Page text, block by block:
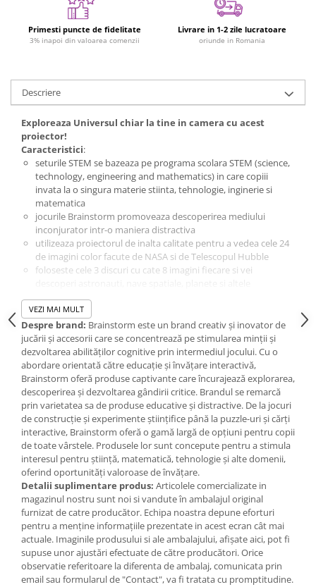
Jucarii fructe si legume
Puzzle-uri
Puzzle incastru
Puzzle de podea
Jucarii bebelusi
Jucarii de baie
Zornaitoare
Jucarii dentitie
Jucarii senzoriale
Jucarii motrice pentru bebelusi
Saltele de activitati pentru bebe
Jucarii de sortat
Puzzle bebelusi
Jocuri educative
Jocuri STEM
Jocuri Magnetice
Jocuri de societate
Jocuri de logica
Jocuri de memorie
Jocuri cu litere
Jocuri cu numere
Jocuri de indemanare
Jocuri de carti
Jocuri interactive
Jocuri de podea
Carti pe alese
Primesti puncte de fidelitate
3% inapoi din valoarea comenzii
Livrare in 1-2 zile lucratoare
oriunde in Romania
Descriere
Exploreaza Universul chiar la tine in camera cu acest
proiector!
Caracteristici:
seturile STEM se bazeaza pe programa scolara STEM (science,
technology, engineering and mathematics) in care copiii
invata la o singura materie stiinta, tehnologie, inginerie si
matematica
jocurile Brainstorm promoveaza descoperirea mediului
inconjurator intr-o maniera distractiva
utilizeaza proiectorul de inalta calitate pentru a vedea cele 24
de imagini color facute de NASA si de Telescopul Hubble
foloseste cele 3 discuri cu cate 8 imagini fiecare si vei
usor de utilizat: alegeti modul proiector, introduceti un disc cu
imagini si rotiti de el pentru a schimba imaginea
proiecteaza imagini de pana la un metru latime, iar claritatea
acestora este pastrata
pentru a schimba discurile, pur si simplu apasati butonul de
pe partea laterala a proiectorului pentru a elibera discul
noaptea puteti utiliza proiectorul ca pe o lampa de veghe cu
lumina difuza
in brosura in limba engleza inclusa in pachet veti descoperi o
multime de informatii interesante despre fiecare imagine in
parte
pentru functionare proiectorul are nevoie de 3 baterii tip AA
(neincluse)
Setul include:
proiector
3 discuri cu imagini
brosura in limba engleza
Dimensiune ambalaj:15 x 19 x 13 cm
Varsta recomandata:6 ani+
Atentie!Contraindicat copiilor mai mici de 3 ani.
Jucaria/produsul poate contine piese mici care se pot inghiti sau
inhala existand pericolul de sufocare sau nu este potrivita copiilor
VEZI MAI MULT
Despre brand: Brainstorm este un brand creativ și inovator de
jucării și accesorii care se concentrează pe stimularea minții și
dezvoltarea abilităților cognitive prin intermediul jocului. Cu o
abordare orientată către educație și învățare interactivă,
Brainstorm oferă produse captivante care încurajează explorarea,
descoperirea și dezvoltarea gândirii critice. Brandul se remarcă
prin varietatea sa de produse educative și distractive. De la jocuri
de construcție și experimente științifice până la puzzle-uri și cărți
interactive, Brainstorm oferă o gamă largă de opțiuni pentru copii
de toate vârstele. Produsele lor sunt concepute pentru a stimula
interesul pentru știință, matematică, tehnologie și alte domenii,
oferind oportunități valoroase de învățare.
Detalii suplimentare produs: Articolele comercializate in
magazinul nostru sunt noi si vandute în ambalajul original
furnizat de catre producător. Echipa noastra depune eforturi
pentru a menține informațiile prezentate in acest ecran cât mai
actuale. Imaginile produsului si ale ambalajului, afișate aici, pot fi
supuse unor ajustări efectuate de către producători. Orice
observatie referitoare la diferenta de ambalaj, comunicata prin
email sau formularul de "Contact", va fi tratata cu promptitudine.